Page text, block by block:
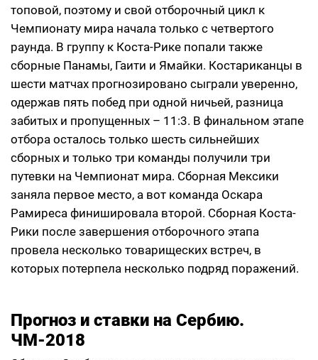
топовой, поэтому и свой отборочный цикл к
Чемпионату мира начала только с четвертого
раунда. В группу к Коста-Рике попали также
сборные Панамы, Гаити и Ямайки. Костариканцы в
шести матчах прогнозировано сыграли уверенно,
одержав пять побед при одной ничьей, разница
забитых и пропущенных – 11:3. В финальном этапе
отбора осталось только шесть сильнейших
сборных и только три команды получили три
путевки на Чемпионат мира. Сборная Мексики
заняла первое место, а вот команда Оскара
Рамиреса финишировала второй. Сборная Коста-
Рики после завершения отборочного этапа
провела несколько товарищеских встреч, в
которых потерпела несколько подряд поражений.
Прогноз и ставки на Сербию.
ЧМ-2018